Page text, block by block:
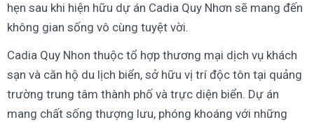
hẹn sau khi hiện hữu dự án Cadia Quy Nhơn sẽ mang đến
không gian sống vô cùng tuyệt vời.
Cadia Quy Nhon thuộc tổ hợp thương mại dịch vụ khách
sạn và căn hộ du lịch biển, sở hữu vị trí độc tôn tại quảng
trường trung tâm thành phố và trực diện biển. Dự án
mang chất sống thượng lưu, phóng khoáng với những